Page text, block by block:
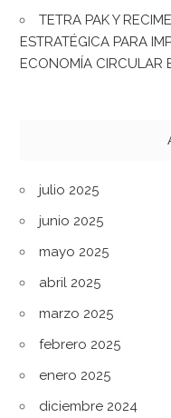
TETRA PAK Y
ESTRATÉGICA PARA
ECONOMÍA CIRCULAR
julio 2025
junio 2025
mayo 2025
abril 2025
marzo 2025
febrero 2025
enero 2025
diciembre 2024